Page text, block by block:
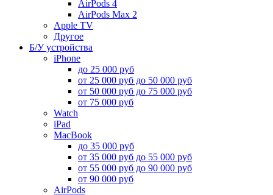
AirPods 4
AirPods Max 2
Apple TV
Другое
Б/У устройства
iPhone
до 25 000 руб
от 25 000 руб до 50 000 руб
от 50 000 руб до 75 000 руб
от 75 000 руб
Watch
iPad
MacBook
до 35 000 руб
от 35 000 руб до 55 000 руб
от 55 000 руб до 90 000 руб
от 90 000 руб
AirPods